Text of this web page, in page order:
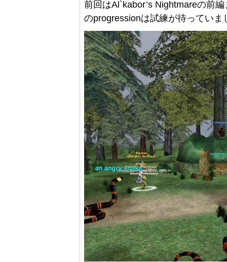
前回はAl`kabor’s Nightmareの前
のprogressionは試練が待ってい